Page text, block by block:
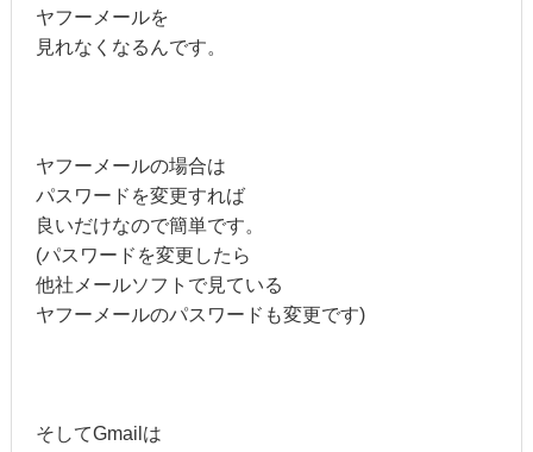
ヤフーメールを
見れなくなるんです。
ヤフーメールの場合は
パスワードを変更すれば
良いだけなので簡単です。
(パスワードを変更したら
他社メールソフトで見ている
ヤフーメールのパスワードも変更です)
そしてGmailは